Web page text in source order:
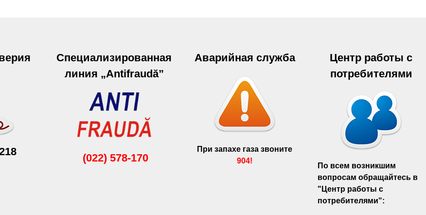
Специализированная
линия „Antifraudă”
(022) 578-170
Аварийная служба
При запахе газа звоните
904!
Центр работы с
потребителями
По всем возникшим
вопросам обращайтесь в
"Центр работы с
потребителями":